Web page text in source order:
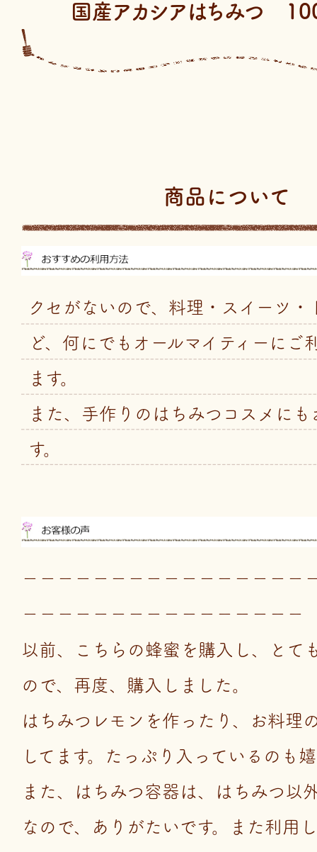
国産アカシアはちみつ
商品について
クセがないので、料理・スイーツ・
ど、何にでもオールマイティーにご
ます。
また、手作りのはちみつコスメにも
す。
－－－－－－－－－－－－－－－－
－－－－－－－－－－－－－－－－
以前、こちらの蜂蜜を購入し、とて
ので、再度、購入しました。
はちみつレモンを作ったり、お料理
してます。たっぷり入っているのも
また、はちみつ容器は、はちみつ以
なので、ありがたいです。また利用